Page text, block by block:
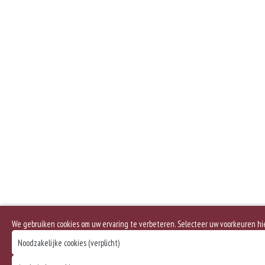
We gebruiken cookies om uw ervaring te verbeteren. Selecteer uw voorkeuren
Noodzakelijke cookies (verplicht)